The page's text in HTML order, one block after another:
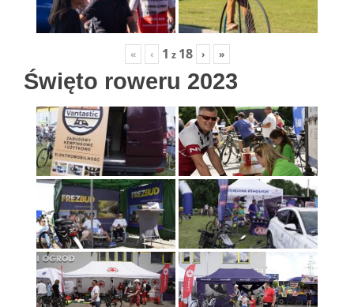
« ‹ 1 z 18 › »
Święto roweru 2023